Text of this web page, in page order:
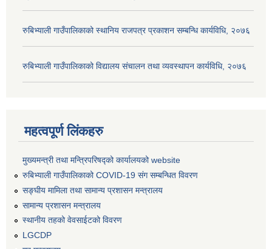
रुबिभ्याली गाउँपालिकाको स्थानिय राजपत्र प्रकाशन सम्बन्धि कार्यविधि, २०७६
रुबिभ्याली गाउँपालिकाको विद्यालय संचालन तथा व्यवस्थापन कार्यविधि, २०७६
महत्वपूर्ण लिंकहरु
मुख्यमन्त्री तथा मन्त्रिपरिषद्को कार्यालयको website
रुबिभ्याली गाउँपालिकाको COVID-19 संग सम्बन्धित विवरण
सङ्‍घीय मामिला तथा सामान्य प्रशासन मन्त्रालय
सामान्य प्रशासन मन्त्रालय
स्थानीय तहको वेवसाईटको विवरण
LGCDP